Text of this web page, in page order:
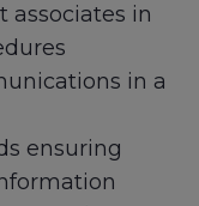
associates in
in a
ensuring